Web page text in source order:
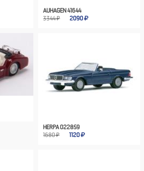
AUHAGEN 41644
3344 ₽
2090
HERPA 022859
1680 ₽
1120